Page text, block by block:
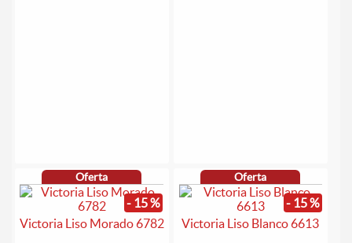
Oferta
- 15 %
Victoria Liso Morado 6782
Oferta
- 15 %
Victoria Liso Blanco 6613